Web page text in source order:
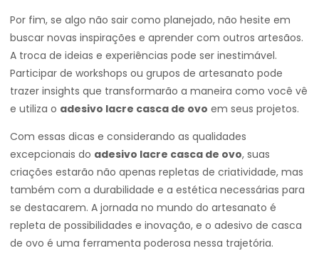
Por fim, se algo não sair como planejado, não hesite em
buscar novas inspirações e aprender com outros artesãos.
A troca de ideias e experiências pode ser inestimável.
Participar de workshops ou grupos de artesanato pode
trazer insights que transformarão a maneira como você vê
e utiliza o adesivo lacre casca de ovo em seus projetos.
Com essas dicas e considerando as qualidades
excepcionais do adesivo lacre casca de ovo, suas
criações estarão não apenas repletas de criatividade, mas
também com a durabilidade e a estética necessárias para
se destacarem. A jornada no mundo do artesanato é
repleta de possibilidades e inovação, e o adesivo de casca
de ovo é uma ferramenta poderosa nessa trajetória.